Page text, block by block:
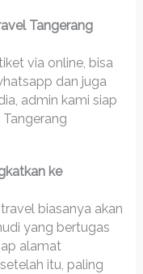
Tangerang
via online, bisa
dan juga
admin kami siap
ke
biasanya akan
yang bertugas
alamat
itu, paling